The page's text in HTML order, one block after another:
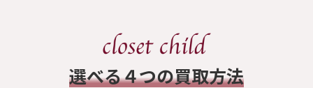
​選べる４つの買取方法